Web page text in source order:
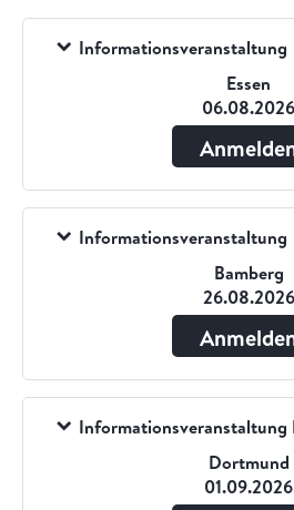
Informationsveranstaltung
Essen
06.08.2026
Informationsveranstaltung
Bamberg
26.08.2026
Informationsveranstaltung
Dortmund
01.09.2026